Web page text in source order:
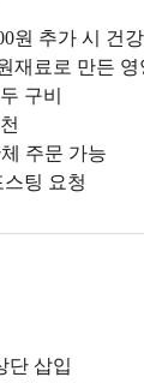
원 추가 시 건
재료로 만든 영
구비
주문 가능
팅 요청
단 삽입